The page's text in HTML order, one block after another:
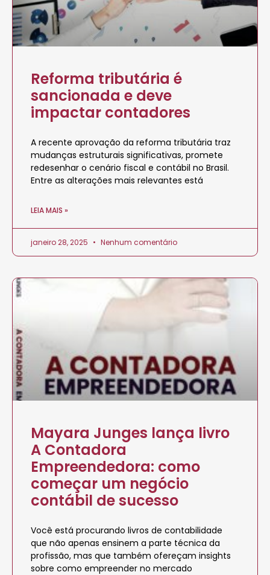
Reforma tributária é
sancionada e deve
impactar contadores
A recente aprovação da reforma tributária traz
mudanças estruturais significativas, promete
redesenhar o cenário fiscal e contábil no Brasil.
Entre as alterações mais relevantes está
LEIA MAIS »
janeiro 28, 2025 Nenhum comentário
Mayara Junges lança livro
A Contadora
Empreendedora: como
começar um negócio
contábil de sucesso
Você está procurando livros de contabilidade
que não apenas ensinem a parte técnica da
profissão, mas que também ofereçam insights
sobre como empreender no mercado